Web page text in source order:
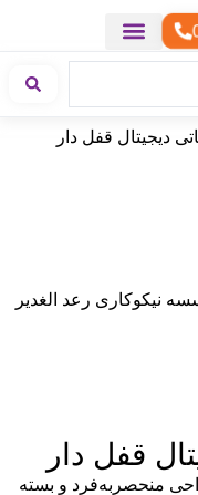
دیجیتال قفل دار
نیکوکاری رعد الغدیر
قفل دار
منحصربه‌فرد و بسته